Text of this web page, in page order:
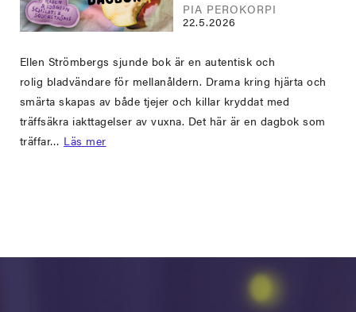
PIA PEROKORPI
22.5.2026
Ellen Strömbergs sjunde bok är en autentisk och
rolig bladvändare för mellanåldern. Drama kring hjärta och
smärta skapas av både tjejer och killar kryddat med
träffsäkra iakttagelser av vuxna. Det här är en dagbok som
träffar… Läs mer